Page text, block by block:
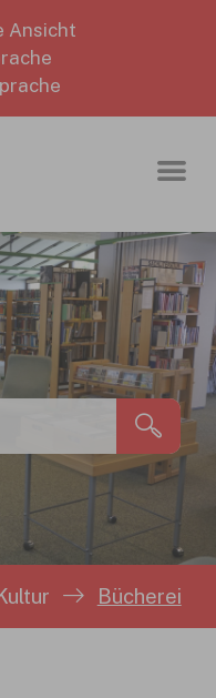
Ansicht
Bücherei